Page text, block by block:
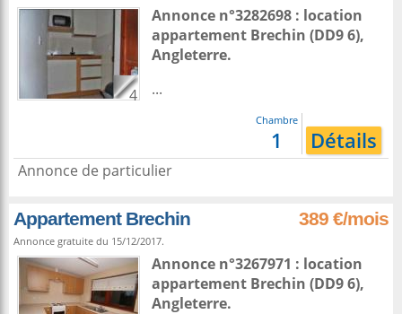
4
Annonce n°3282698 : location
appartement Brechin (DD9 6),
Angleterre.
...
Chambre
1 Détails
Annonce de particulier
Appartement Brechin 389 €/mois
Annonce gratuite du 15/12/2017.
Annonce n°3267971 : location
appartement Brechin (DD9 6),
Angleterre.